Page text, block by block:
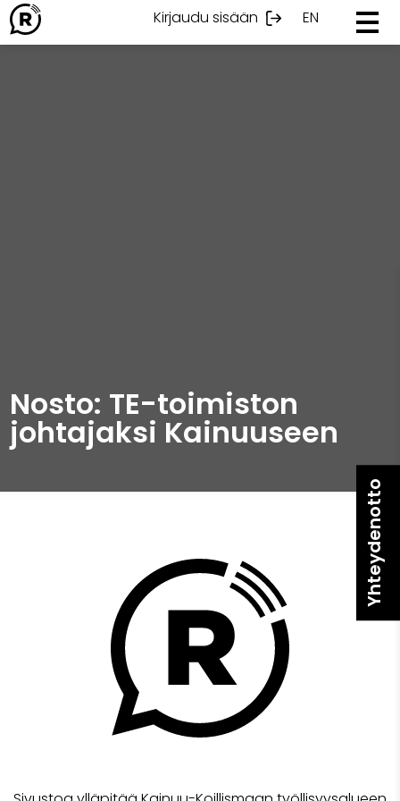
Ohita
sisältöön
Kirjaudu sisään EN
Nosto: TE-toimiston
johtajaksi Kainuuseen
Yhteydenotto